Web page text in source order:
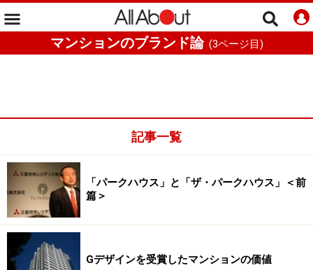
マンションのブランド論 (3ページ目)
記事一覧
「パークハウス」と「ザ・パークハウス」＜前
篇＞
Gデザインを受賞したマンションの価値